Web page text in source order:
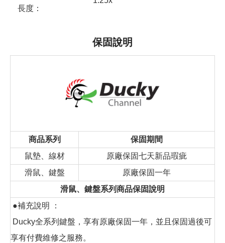
長度：
保固說明
商品系列
保固期間
鼠墊、線材
原廠保固七天新品瑕疵
滑鼠、鍵盤
原廠保固一年
滑鼠、鍵盤系列商品保固說明
●補充說明 ：
Ducky全系列鍵盤，享有原廠保固一年，並且保固過後可
享有付費維修之服務。